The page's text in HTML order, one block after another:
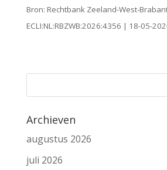
Bron: Rechtbank Zeeland-West-
ECLI:NL:RBZWB:2026:4356 | 18-05-
Archieven
augustus 2026
juli 2026